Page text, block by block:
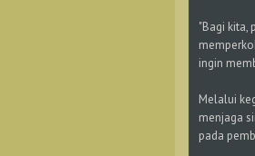
"Bagi kita,
ingin
Melalui
menjaga
pada